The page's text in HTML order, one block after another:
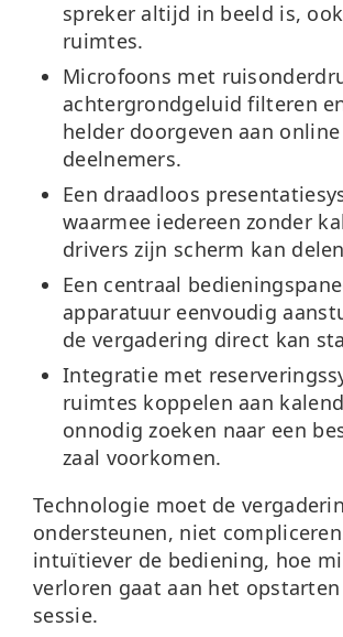
spreker altijd in beeld is,
ruimtes.
Microfoons met
achtergrondgeluid filteren
helder doorgeven aan online
deelnemers.
Een draadloos
waarmee iedereen zonder
drivers zijn scherm kan
Een centraal
apparatuur eenvoudig
de vergadering direct kan
Integratie met
ruimtes koppelen aan
onnodig zoeken naar een
zaal voorkomen.
Technologie moet de
ondersteunen, niet
intuïtiever de bediening, hoe
verloren gaat aan het
sessie.